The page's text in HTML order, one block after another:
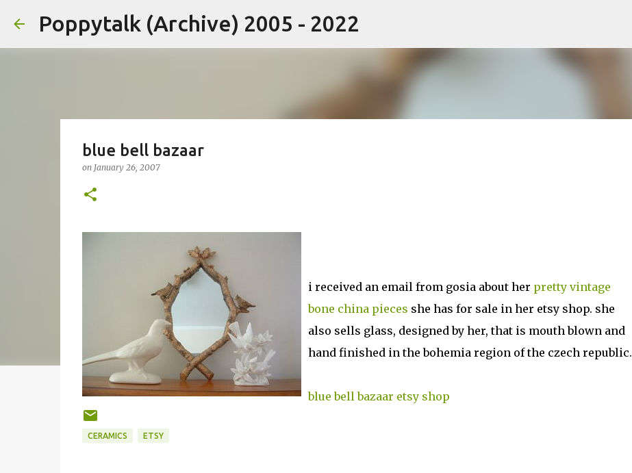
Poppytalk (Archive) 2005 - 2022
blue bell bazaar
on January 26, 2007
i received an email from gosia about her pretty vintage
bone china pieces she has for sale in her etsy shop. she
also sells glass, designed by her, that is mouth blown and
hand finished in the bohemia region of the czech republic.
blue bell bazaar etsy shop
CERAMICS ETSY